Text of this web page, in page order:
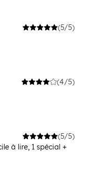
(5/5)
(4/5)
(5/5)
à lire, 1 spécial +